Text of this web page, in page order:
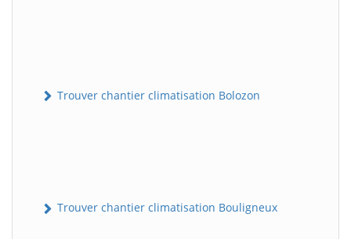
Trouver chantier climatisation Bolozon
Trouver chantier climatisation Bouligneux